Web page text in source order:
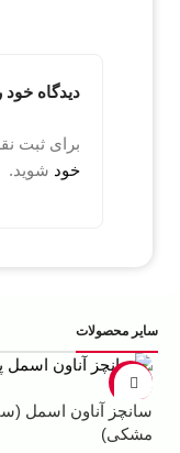
دیدگاه خود
برای ثبت
خود شوید.
سایر محصولات
-13%
سانچز آناون اسمل
مشکی)